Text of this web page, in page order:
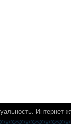
Интернет-